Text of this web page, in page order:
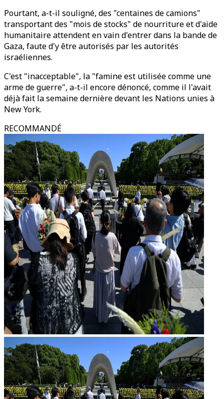
Pourtant, a-t-il souligné, des "centaines de camions"
transportant des "mois de stocks" de nourriture et d'aide
humanitaire attendent en vain d'entrer dans la bande de
Gaza, faute d'y être autorisés par les autorités
israéliennes.
C'est "inacceptable", la "famine est utilisée comme une
arme de guerre", a-t-il encore dénoncé, comme il l'avait
déjà fait la semaine dernière devant les Nations unies à
New York.
RECOMMANDÉ